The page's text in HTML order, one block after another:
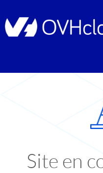
Site en